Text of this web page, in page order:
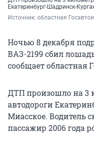
Екатеринбург-Шадринск-
Источник: областная
Ночью 8 декабря
ВАЗ-2199 сбил
сообщает областная
ДТП произошло на 3
автодороги
Миасское. Водитель
пассажир 2006 года